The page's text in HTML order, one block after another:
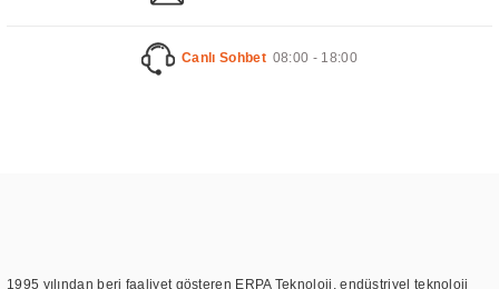
Canlı Sohbet 08:00 - 18:00
1995 yılından beri faaliyet gösteren ERPA Teknoloji, endüstriyel teknoloji